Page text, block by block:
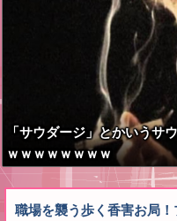
「サウダージ」とかいうサ
ｗｗｗｗｗｗｗｗ
職場を襲う歩く香害お局